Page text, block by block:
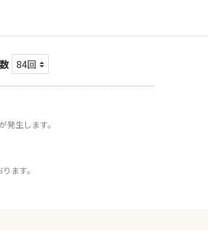
生します。
ます。